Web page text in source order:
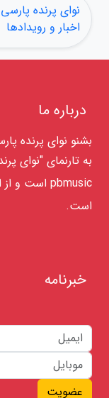
نوای پرنده پارسی
اخبار و رویدادها
درباره ما
بشنو نوای پرنده
به تارنمای "نوای
است.
خبرنامه
عضویت